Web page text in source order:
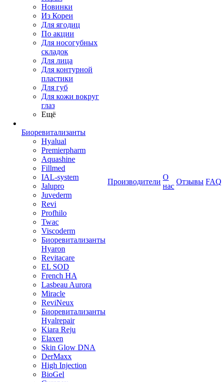
Новинки
Из Кореи
Для ягодиц
По акции
Для носогубных
складок
Для лица
Для контурной
пластики
Для губ
Для кожи вокруг
глаз
Ещё
Биоревитализанты
Hyalual
Premierpharm
Aquashine
Fillmed
IAL-system
Jalupro
Juvederm
Revi
Profhilo
Twac
Viscoderm
Биоревитализанты
Hyaron
Revitacare
EL SOD
French HA
Lasbeau Aurora
Miracle
ReviNeux
Биоревитализанты
Hyalrepair
Kiara Reju
Elaxen
Skin Glow DNA
DerMaxx
High Injection
BioGel
Производители
О
нас
Отзывы FAQ